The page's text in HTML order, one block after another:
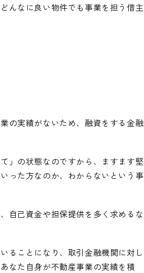
んなに良い物件でも事業を担う借主
の実績がないため、融資をする金融
」の状態なのですから、ますます堅
った方なのか、わからないという事
自己資金や担保提供を多く求めるな
ることになり、取引金融機関に対し
なた自身が不動産事業の実績を積